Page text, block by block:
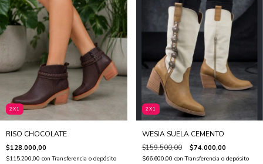
2X1
RISO CHOCOLATE
$128.000,00
$115.200,00 con Transferencia o depósito
2X1
WESIA SUELA CEMENTO
$159.500,00 $74.000,00
$66.600,00 con Transferencia o depósito